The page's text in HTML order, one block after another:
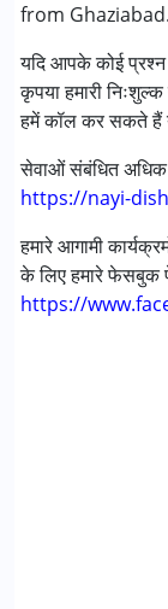
from Ghaziabad.
यदि आपके कोई प्रश्न
कृपया हमारी
हमें कॉल कर सकते हैं
सेवाओं संबंधित
https://nayi-
हमारे आगामी
के लिए हमारे फेसबुक
https://
आयु वर्ग :0 - 5